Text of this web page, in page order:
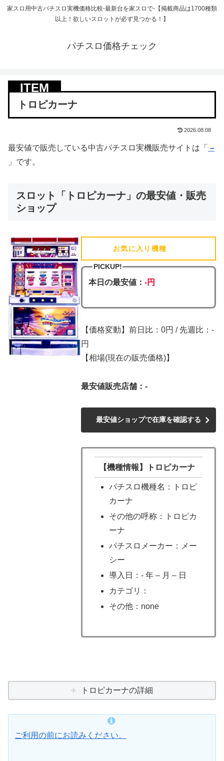
家スロ用中古パチスロ実機価格比較-最新台を家スロで-【掲載商品は1700種類
以上！欲しいスロットが必ず見つかる！】
パチスロ価格チェック
トロピカーナ
2026.08.08
最安値で販売している中古パチスロ実機販売サイトは「 –
」です。
スロット「トロピカーナ」の最安値・販売
ショップ
お気に入り機種
PICKUP!
本日の最安値：-円
【価格変動】前日比：0円 / 先週比：-
円
【相場(現在の販売価格)】
最安値販売店舗：-
最安値ショップで在庫を確認する
【機種情報】トロピカーナ
パチスロ機種名：トロピ
カーナ
その他の呼称：トロピカ
ーナ
パチスロメーカー：メー
シー
導入日：- 年 – 月 – 日
カテゴリ：
その他：none
トロピカーナの詳細
ご利用の前にお読みください。